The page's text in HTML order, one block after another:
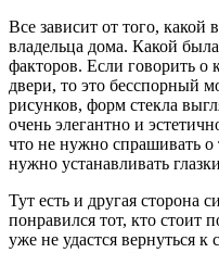
Все зависит от того, какой
владельца дома. Какой
факторов. Если говорить о
двери, то это бесспорный
рисунков, форм стекла
очень элегантно и
что не нужно спрашивать
нужно устанавливать
Тут есть и другая сторона
понравился тот, кто стоит
уже не удастся вернуться